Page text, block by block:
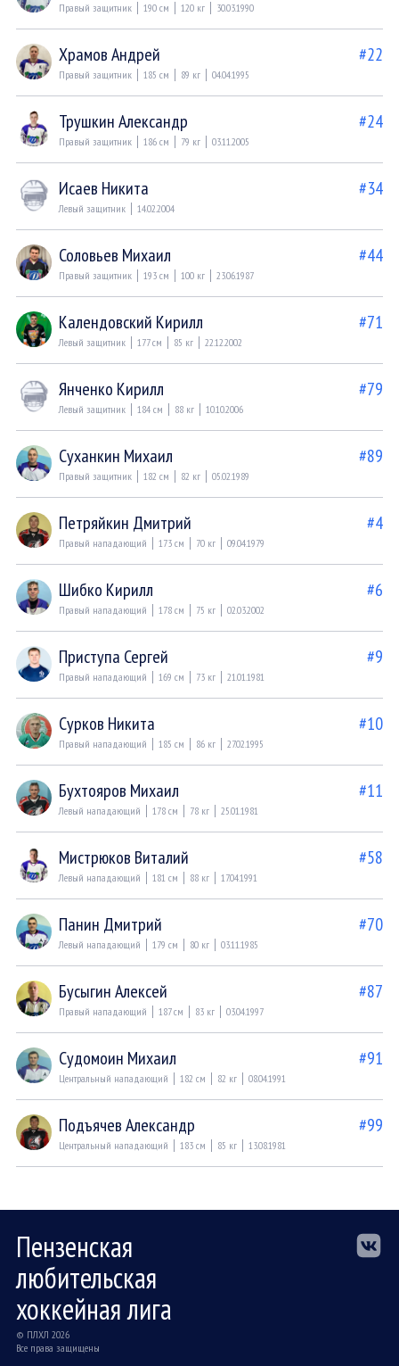
Правый защитник 190 см 120 кг 30.03.1990
Храмов Андрей #22
Правый защитник 185 см 89 кг 04.04.1995
Трушкин Александр #24
Правый защитник 186 см 79 кг 03.11.2005
Исаев Никита #34
Левый защитник 14.02.2004
Соловьев Михаил #44
Правый защитник 193 см 100 кг 23.06.1987
Календовский Кирилл #71
Левый защитник 177 см 85 кг 22.12.2002
Янченко Кирилл #79
Левый защитник 184 см 88 кг 10.10.2006
Суханкин Михаил #89
Правый защитник 182 см 82 кг 05.02.1989
Петряйкин Дмитрий #4
Правый нападающий 173 см 70 кг 09.04.1979
Шибко Кирилл #6
Правый нападающий 178 см 75 кг 02.03.2002
Приступа Сергей #9
Правый нападающий 169 см 73 кг 21.01.1981
Сурков Никита #10
Правый нападающий 185 см 86 кг 27.02.1995
Бухтояров Михаил #11
Левый нападающий 178 см 78 кг 25.01.1981
Мистрюков Виталий #58
Левый нападающий 181 см 88 кг 17.04.1991
Панин Дмитрий #70
Левый нападающий 179 см 80 кг 03.11.1985
Бусыгин Алексей #87
Правый нападающий 187 см 83 кг 03.04.1997
Судомоин Михаил #91
Центральный нападающий 182 см 82 кг 08.04.1991
Подъячев Александр #99
Центральный нападающий 183 см 85 кг 13.08.1981
Пензенская
любительская
хоккейная лига
© ПЛХЛ 2026
Все права защищены